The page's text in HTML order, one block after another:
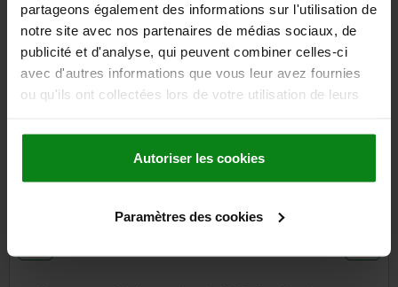
partageons également des informations sur l'utilisation de
notre site avec nos partenaires de médias sociaux, de
publicité et d'analyse, qui peuvent combiner celles-ci
avec d'autres informations que vous leur avez fournies
ou qu'ils ont collectées lors de votre utilisation de leurs
Autoriser les cookies
Paramètres des cookies
D'autres clients ont
également acheté